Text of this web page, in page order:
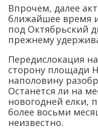
Впрочем, далее
ближайшее время
под Октябрьский
прежнему
Передислокация
сторону площади
наполовину
Останется ли на
новогодней елки,
более восьми
неизвестно.